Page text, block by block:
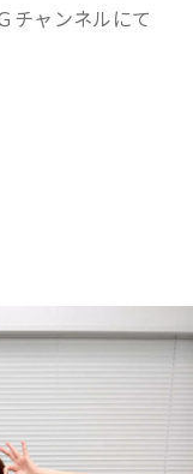
チャンネルにて